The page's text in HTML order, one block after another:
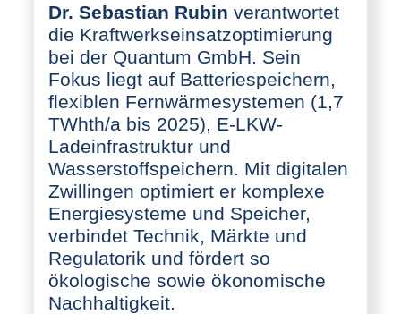
Dr. Sebastian Rubin verantwortet
die Kraftwerkseinsatzoptimierung
bei der Quantum GmbH. Sein
Fokus liegt auf Batteriespeichern,
flexiblen Fernwärmesystemen (1,7
TWhth/a bis 2025), E-LKW-
Ladeinfrastruktur und
Wasserstoffspeichern. Mit digitalen
Zwillingen optimiert er komplexe
Energiesysteme und Speicher,
verbindet Technik, Märkte und
Regulatorik und fördert so
ökologische sowie ökonomische
Nachhaltigkeit.